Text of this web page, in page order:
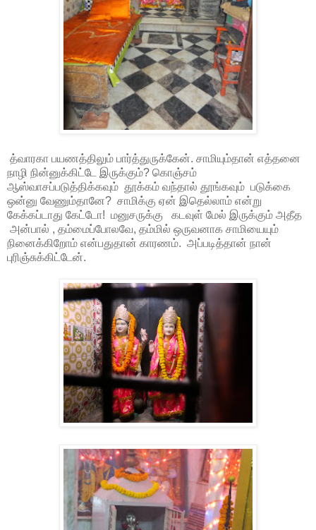
த்வாரகா பயணத்திலும் பார்த்துருக்கேன். சாமியும்தான் எத்தனை
நாழி நின்னுக்கிட்டே இருக்கும்? கொஞ்சம்
ஆஸ்வாசப்படுத்திக்கவும் தூக்கம் வந்தால் தூங்கவும் படுக்கை
ஒன்னு வேணும்தானே? சாமிக்கு ஏன் இதெல்லாம் என்று
கேக்கப்டாது கேட்டோ! மனுசருக்கு கடவுள் மேல் இருக்கும் அதீத
அன்பால் , தம்மைப்போலவே, தம்மில் ஒருவனாக சாமியையும்
நினைக்கிறோம் என்பதுதான் காரணம். அப்படித்தான் நான்
புரிஞ்சுக்கிட்டேன்.